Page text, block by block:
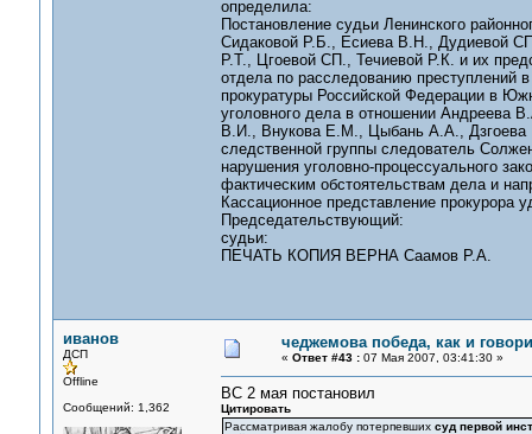
определила:
Постановление судьи Ленинского
Сидаковой Р.Б., Есиева В.Н., Дудиевой
Р.Т., Цгоевой СП., Течиевой Р.К. и их
отдела по расследованию преступлений
прокуратуры Российской Федерации в
уголовного дела в отношении Андреева
В.И., Внукова Е.М., Цыбань А.А., Дзгоева
следственной группы следователь
нарушения уголовно-процессуального
фактическим обстоятельствам дела и
Кассационное представление прокурора
Председательствующий:
судьи:
ПЕЧАТЬ КОПИЯ ВЕРНА Саамов Р.А.
иванов
ДСП
Offline
Сообщений: 1,362
чеджемова победа, как и
« Ответ #43 :07 Мая 2007, 03:41:30 »
ВС 2 мая постановил
Цитировать
Рассматривая жалобу потерпевших суд первой